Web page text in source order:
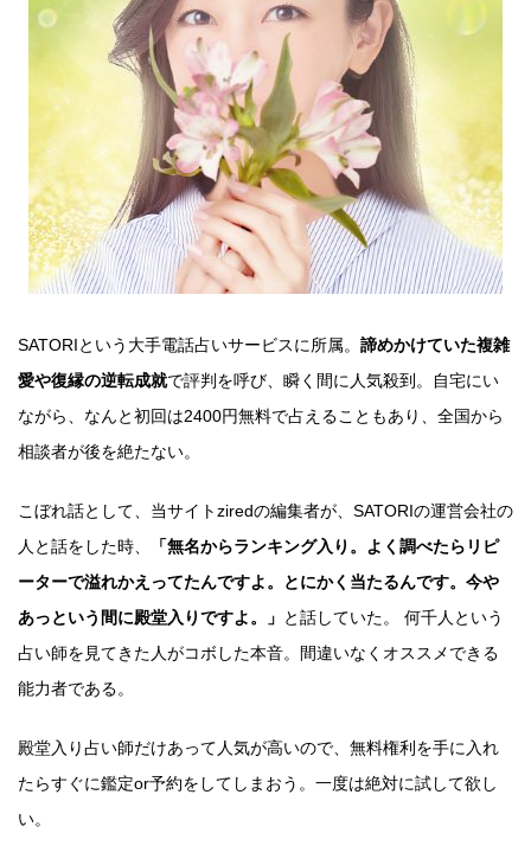
SATORIという大手電話占いサービスに所属。 諦めかけていた複雑
愛や復縁の逆転成就で評判を呼び、瞬く間に人気殺到。自宅にい
ながら、なんと初回は2400円無料で占えることもあり、全国から
相談者が後を絶たない。
こぼれ話として、当サイトziredの編集者が、SATORIの運営会社の
人と話をした時、
「無名からランキング入り。よく調べたらリピ
ーターで溢れかえってたんですよ。とにかく当たるんです。今や
あっという間に殿堂入りですよ。」 と話していた。 何千人という
占い師を見てきた人がコボした本音。間違いなくオススメできる
能力者である。
殿堂入り占い師だけあって人気が高いので、無料権利を手に入れ
たらすぐに鑑定or予約をしてしまおう。一度は絶対に試して欲し
い。